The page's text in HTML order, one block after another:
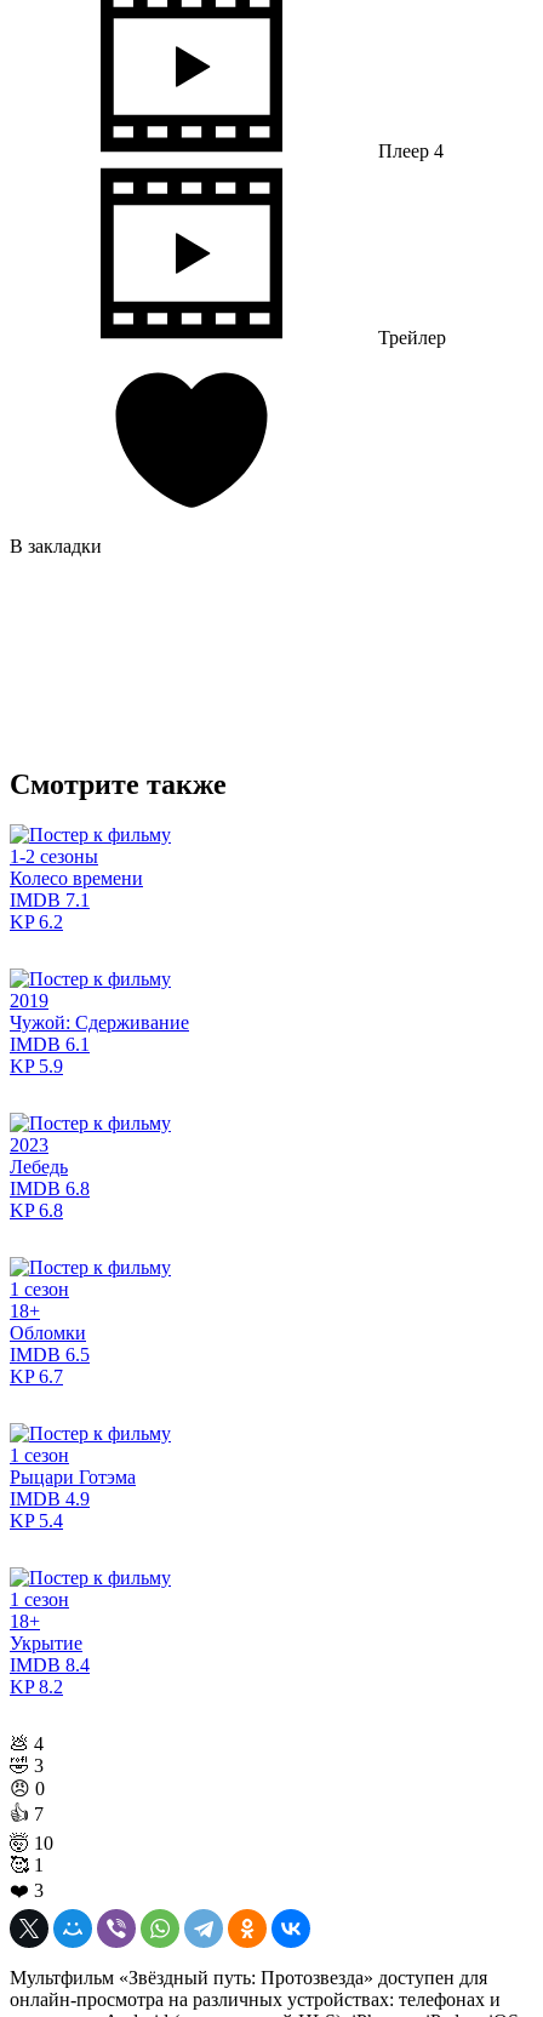
Плеер 4
Трейлер
В закладки
Смотрите также
1-2 сезоны
Колесо времени
IMDB 7.1
KP6.2
2019
Чужой: Сдерживание
IMDB 6.1
KP5.9
2023
Лебедь
IMDB 6.8
KP6.8
1 сезон
18+
Обломки
IMDB 6.5
KP6.7
1 сезон
Рыцари Готэма
IMDB 4.9
KP5.4
1 сезон
18+
Укрытие
IMDB 8.4
KP8.2
💩 4
🤣 3
😠 0
👍 7
🤯 10
🥰 1
❤️ 3
Мультфильм «Звёздный путь: Протозвезда» доступен для
онлайн-просмотра на различных устройствах: телефонах и